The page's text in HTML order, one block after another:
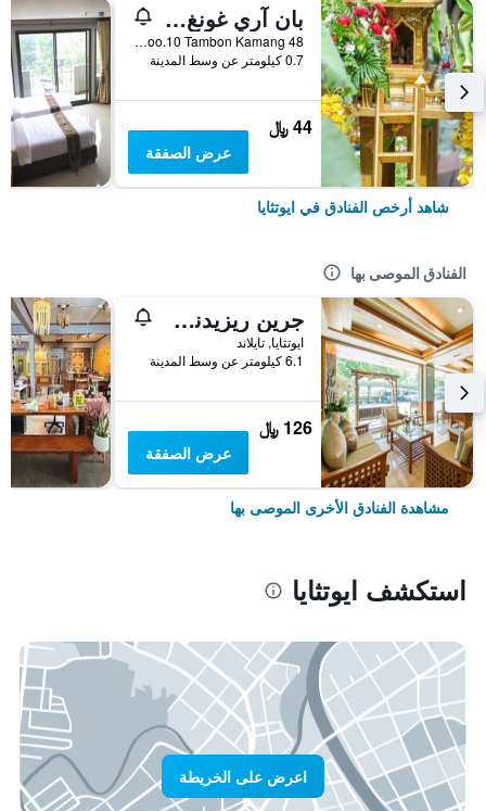
بان آري غونغ يرفيرسايد هومستاي
48 Moo.10 Tambon Kamang, ايوتثايا, تايلاند
0.7 كيلومتر عن وسط المدينة
44 ﷼
عرض الصفقة
شاهد أرخص الفنادق في ايوتثايا
الفنادق الموصى بها
جرين ريزيدنس أيوتايا - اعتماد SHA Plus
ايوتثايا, تايلاند
6.1 كيلومتر عن وسط المدينة
126 ﷼
عرض الصفقة
مشاهدة الفنادق الأخرى الموصى بها
استكشف ايوتثايا
اعرض على الخريطة